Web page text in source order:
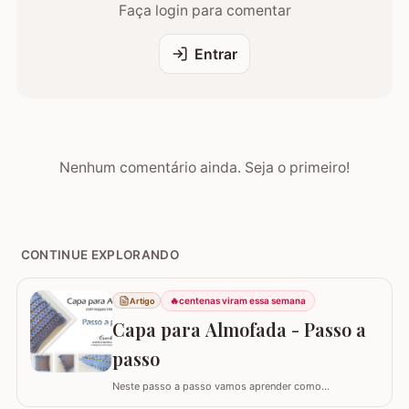
Faça login para comentar
Entrar
Nenhum comentário ainda. Seja o primeiro!
CONTINUE EXPLORANDO
Artigo 🔥centenas viram essa semana
Capa para Almofada - Passo a
passo
Neste passo a passo vamos aprender como